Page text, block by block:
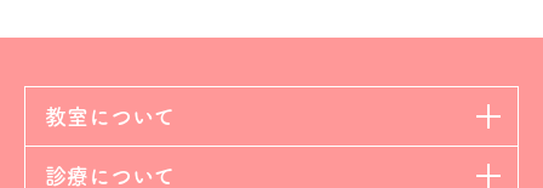
教室について
診療について